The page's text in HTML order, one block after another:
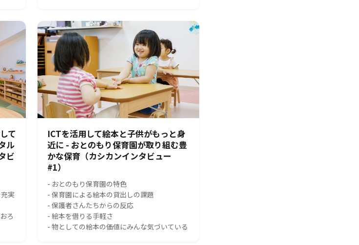
て
ル
ビ
実
ろ
ICTを活用して絵本と子供がもっと身
近に - おとのもり保育園が取り組む豊
かな保育（カシカンインタビュー
#1）
- おとのもり保育園の特色
- 保育園による絵本の貸出しの課題
- 保護者さんたちからの反応
- 絵本を借りる手軽さ
- 物としての絵本の価値にみんな気づいている